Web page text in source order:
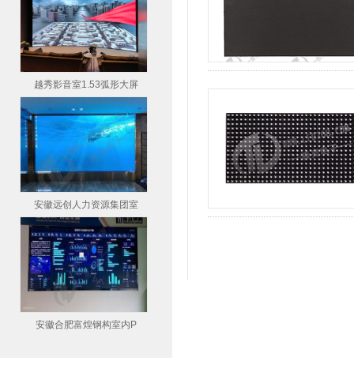
越秀影音室1.53弧形大屏
安徽远创人力资源集团室
安徽合肥富煌钢构室内P